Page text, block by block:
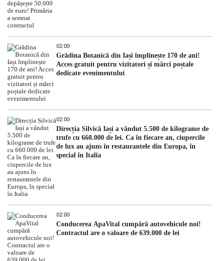
02:00
Grădina Botanică din Iași împlinește 170 de ani!
Acces gratuit pentru vizitatori și mărci poștale
dedicate evenimentului
02:00
Direcția Silvică Iași a vândut 5.500 de kilograme de
trufe cu 660.000 de lei. Ca în fiecare an, ciupercile
de lux au ajuns în restaurantele din Europa, în
special în Italia
02:00
Conducerea ApaVital cumpără autovehicule noi!
Contractul are o valoare de 639.000 de lei